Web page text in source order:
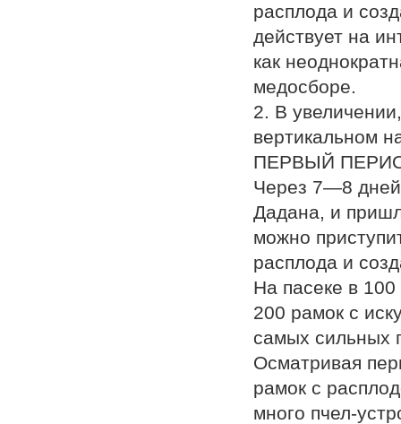
расплода и
действует на
как
медосборе.
2. В
вертикальном
ПЕРВЫЙ
Через 7—8 дней
Дадана, и
можно
расплода и
На пасеке в
200 рамок с
самых
Осматривая
рамок с
много пчел-